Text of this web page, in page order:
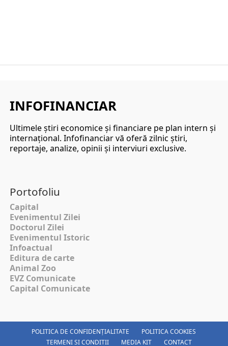
INFOFINANCIAR
Ultimele ştiri economice şi financiare pe plan intern şi
internaţional. Infofinanciar vă oferă zilnic ştiri,
reportaje, analize, opinii şi interviuri exclusive.
Portofoliu
Capital
Evenimentul Zilei
Doctorul Zilei
Evenimentul Istoric
Infoactual
Editura de carte
Animal Zoo
EVZ Comunicate
Capital Comunicate
POLITICA DE CONFIDENȚIALITATE
POLITICA COOKIES
TERMENI SI CONDITII
MEDIA KIT CONTACT